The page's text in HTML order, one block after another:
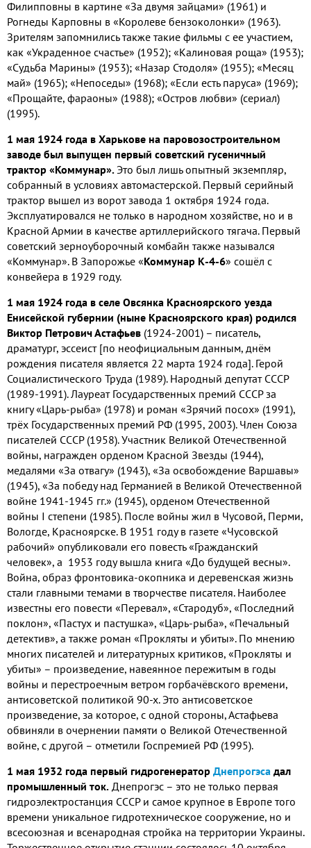
Филипповны в картине «За двумя зайцами» (1961) и
Рогнеды Карповны в «Королеве бензоколонки» (1963).
Зрителям запомнились также такие фильмы с ее участием,
как «Украденное счастье» (1952); «Калиновая роща» (1953);
«Судьба Марины» (1953); «Назар Стодоля» (1955); «Месяц
май» (1965); «Непоседы» (1968); «Если есть паруса» (1969);
«Прощайте, фараоны» (1988); «Остров любви» (сериал)
(1995).
1 мая 1924 года в Харькове на паровозостроительном
заводе был выпущен первый советский гусеничный
трактор «Коммунар».Это был лишь опытный экземпляр,
собранный в условиях автомастерской. Первый серийный
трактор вышел из ворот завода 1 октября 1924 года.
Эксплуатировался не только в народном хозяйстве, но и в
Красной Армии в качестве артиллерийского тягача. Первый
советский зерноуборочный комбайн также назывался
«Коммунар». В Запорожье «Коммунар К-4-6» сошёл с
конвейера в 1929 году.
1 мая 1924 года в селе Овсянка Красноярского уезда
Енисейской губернии (ныне Красноярского края) родился
Виктор Петрович Астафьев (1924-2001) – писатель,
драматург, эссеист [по неофициальным данным, днём
рождения писателя является 22 марта 1924 года]. Герой
Социалистического Труда (1989). Народный депутат СССР
(1989-1991). Лауреат Государственных премий СССР за
книгу «Царь-рыба» (1978) и роман «Зрячий посох» (1991),
трёх Государственных премий РФ (1995, 2003). Член Союза
писателей СССР (1958). Участник Великой Отечественной
войны, награжден орденом Красной Звезды (1944),
медалями «За отвагу» (1943), «За освобождение Варшавы»
(1945), «За победу над Германией в Великой Отечественной
войне 1941-1945 гг.» (1945), орденом Отечественной
войны I степени (1985). После войны жил в Чусовой, Перми,
Вологде, Красноярске. В 1951 году в газете «Чусовской
рабочий» опубликовали его повесть «Гражданский
человек», а 1953 году вышла книга «До будущей весны».
Война, образ фронтовика-окопника и деревенская жизнь
стали главными темами в творчестве писателя. Наиболее
известны его повести «Перевал», «Стародуб», «Последний
поклон», «Пастух и пастушка», «Царь-рыба», «Печальный
детектив», а также роман «Прокляты и убиты». По мнению
многих писателей и литературных критиков, «Прокляты и
убиты» – произведение, навеянное пережитым в годы
войны и перестроечным ветром горбачёвского времени,
антисоветской политикой 90-х. Это антисоветское
произведение, за которое, с одной стороны, Астафьева
обвиняли в очернении памяти о Великой Отечественной
войне, с другой – отметили Госпремией РФ (1995).
1 мая 1932 года первый гидрогенератор Днепрогэса дал
промышленный ток. Днепрогэс – это не только первая
гидроэлектростанция СССР и самое крупное в Европе того
времени уникальное гидротехническое сооружение, но и
всесоюзная и всенародная стройка на территории Украины.